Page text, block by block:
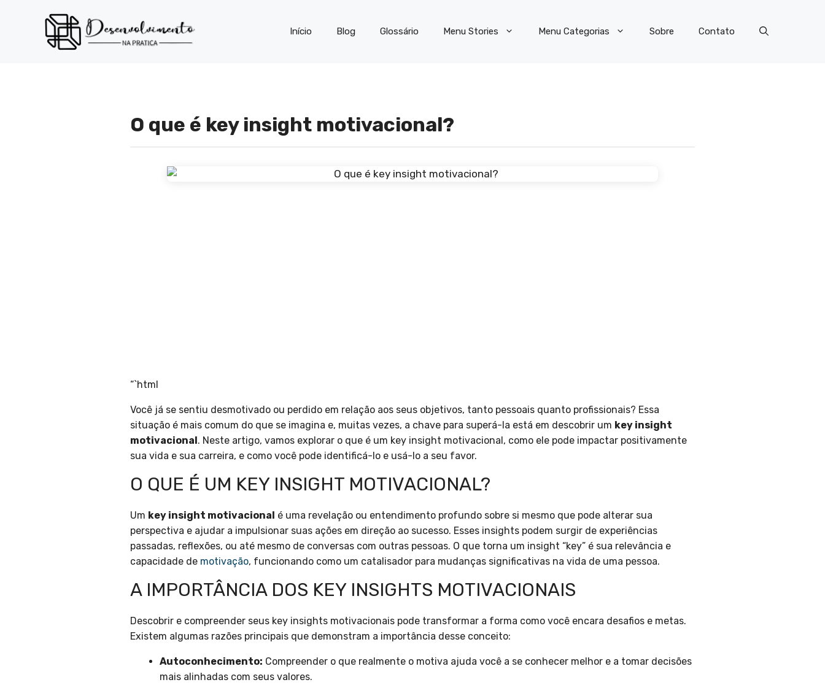
Início Blog Glossário Menu Stories Menu Categorias Sobre Contato
O que é key insight motivacional?
“`html
Você já se sentiu desmotivado ou perdido em relação aos seus objetivos, tanto pessoais quanto profissionais? Essa
situação é mais comum do que se imagina e, muitas vezes, a chave para superá-la está em descobrir um key insight
motivacional. Neste artigo, vamos explorar o que é um key insight motivacional, como ele pode impactar positivamente
sua vida e sua carreira, e como você pode identificá-lo e usá-lo a seu favor.
O QUE É UM KEY INSIGHT MOTIVACIONAL?
Um key insight motivacional é uma revelação ou entendimento profundo sobre si mesmo que pode alterar sua
perspectiva e ajudar a impulsionar suas ações em direção ao sucesso. Esses insights podem surgir de experiências
passadas, reflexões, ou até mesmo de conversas com outras pessoas. O que torna um insight “key” é sua relevância e
capacidade de motivação, funcionando como um catalisador para mudanças significativas na vida de uma pessoa.
A IMPORTÂNCIA DOS KEY INSIGHTS MOTIVACIONAIS
Descobrir e compreender seus key insights motivacionais pode transformar a forma como você encara desafios e metas.
Existem algumas razões principais que demonstram a importância desse conceito:
Autoconhecimento: Compreender o que realmente o motiva ajuda você a se conhecer melhor e a tomar decisões
mais alinhadas com seus valores.